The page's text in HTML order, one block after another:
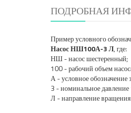
ПОДРОБНАЯ
Пример условного
Насос НШ100А-3 Л, где:
НШ - насос шестеренный;
100 - рабочий объем
А - условное обозначение
3 - номинальное
Л - направление